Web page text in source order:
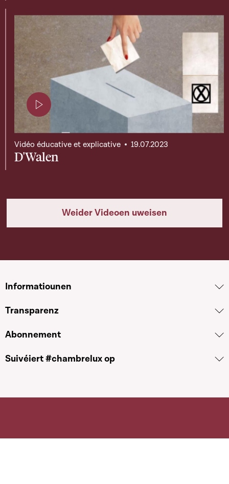
Page contenant une vidéo
D'Walen
Vidéo éducative et explicative 19.07.2023
Weider Videoen uweisen
Informatiounen
Transparenz
Abonnement
Suivéiert #chambrelux op